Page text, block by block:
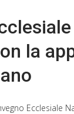
la
Ecclesiale